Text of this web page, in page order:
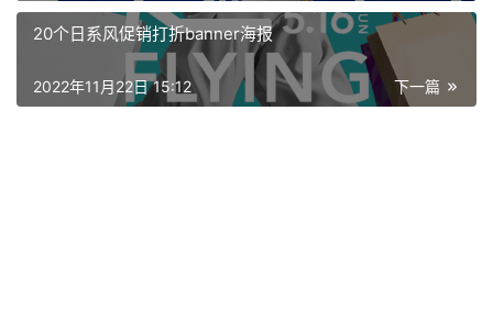
20个日系风促销打折banner海报
下一篇
2022年11月22日 15:12